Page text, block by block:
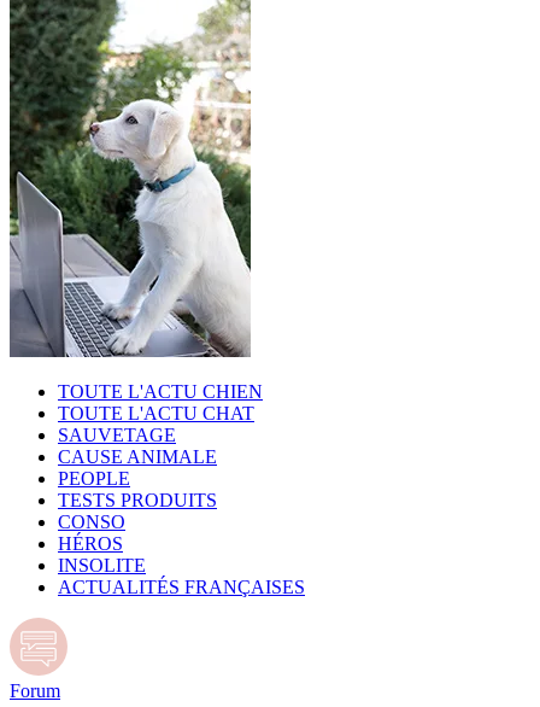
TOUTE L'ACTU CHIEN
TOUTE L'ACTU CHAT
SAUVETAGE
CAUSE ANIMALE
PEOPLE
TESTS PRODUITS
CONSO
HÉROS
INSOLITE
ACTUALITÉS FRANÇAISES
Forum